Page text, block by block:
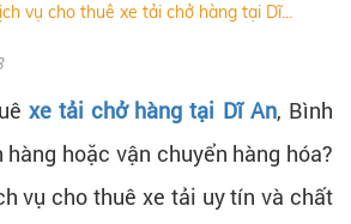
vụ cho thuê xe tải chở hàng tại Dĩ...
xe tải chở hàng tại Dĩ An, Bình
hoặc vận chuyển hàng hóa?
vụ cho thuê xe tải uy tín và chất